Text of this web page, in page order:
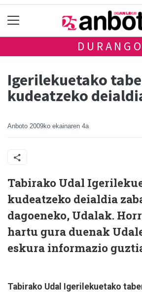
DURANGO
Igerilekuetako
kudeatzeko
Anboto 2009ko ekainaren 4a
Tabirako Udal
kudeatzeko deialdia
dagoeneko, Udalak.
hartu gura duenak
eskura informazio
Tabirako Udal Igerilekuetako